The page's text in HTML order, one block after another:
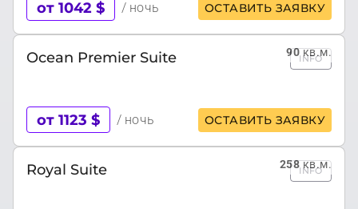
от 1042 $ / ночь ОСТАВИТЬ ЗАЯВКУ
90кв.м.
Ocean Premier Suite INFO
от 1123 $ / ночь ОСТАВИТЬ ЗАЯВКУ
258кв.м.
Royal Suite INFO